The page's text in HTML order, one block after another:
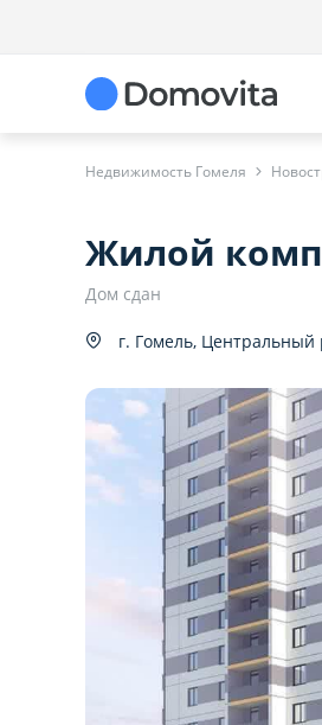
Недвижимость Гомеля
Жилой
Дом сдан
г. Гомель, Центральный